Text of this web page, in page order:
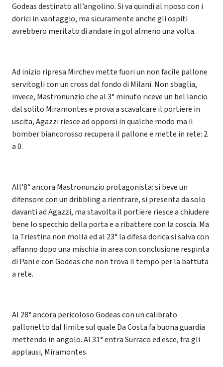
Godeas destinato all’angolino. Si va quindi al riposo con i
dorici in vantaggio, ma sicuramente anche gli ospiti
avrebbero meritato di andare in gol almeno una volta.
Ad inizio ripresa Mirchev mette fuori un non facile pallone
servitogli con un cross dal fondo di Milani. Non sbaglia,
invece, Mastronunzio che al 3° minuto riceve un bel lancio
dal solito Miramontes e prova a scavalcare il portiere in
uscita, Agazzi riesce ad opporsi in qualche modo ma il
bomber biancorosso recupera il pallone e mette in rete: 2
a 0.
All’8° ancora Mastronunzio protagonista: si beve un
difensore con un dribbling a rientrare, si presenta da solo
davanti ad Agazzi, ma stavolta il portiere riesce a chiudere
bene lo specchio della porta e a ribattere con la coscia. Ma
la Triestina non molla ed al 23° la difesa dorica si salva con
affanno dopo una mischia in area con conclusione respinta
di Pani e con Godeas che non trova il tempo per la battuta
a rete.
Al 28° ancora pericoloso Godeas con un calibrato
pallonetto dal limite sul quale Da Costa fa buona guardia
mettendo in angolo. Al 31° entra Surraco ed esce, fra gli
applausi, Miramontes.